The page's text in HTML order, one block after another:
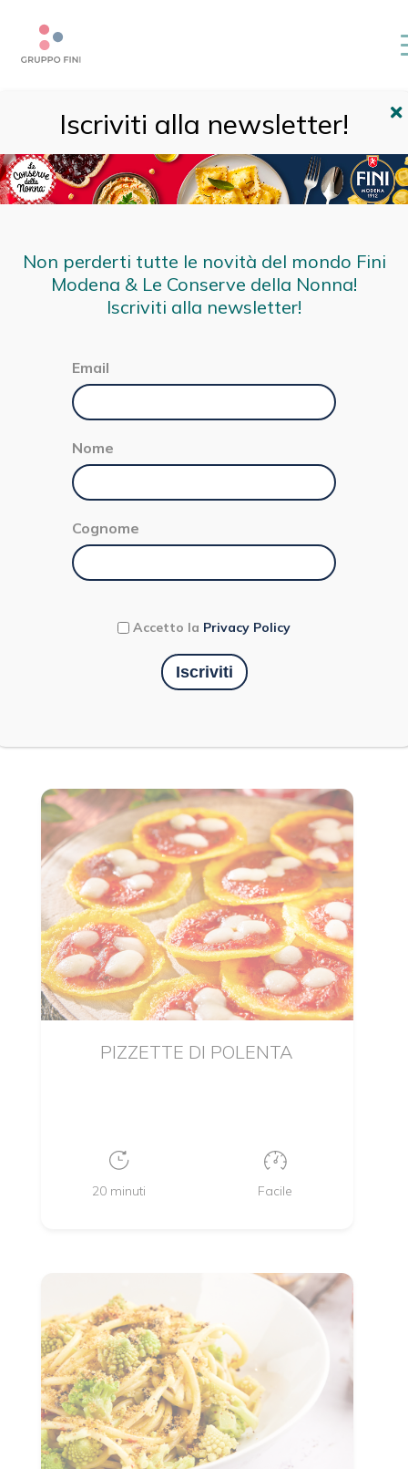
[4] => 5 [5] => )
Le nostre ricette per
piatti tradizionali e
gourmet
Torna indietro
PIZZETTE DI POLENTA
20 minuti Facile
Iscriviti alla newsletter!
Non perderti tutte le novità del mondo Fini
Modena & Le Conserve della Nonna!
Iscriviti alla newsletter!
Email
Nome
Cognome
Accetto la Privacy Policy